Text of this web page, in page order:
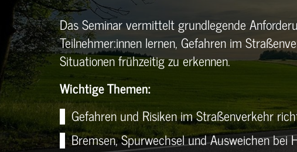
Das Seminar vermittelt grundlegende
Teilnehmer:innen lernen, Gefahren im
Situationen frühzeitig zu erkennen.
Wichtige Themen:
Gefahren und Risiken im Straßenverkehr
Bremsen, Spurwechsel und Ausweichen bei